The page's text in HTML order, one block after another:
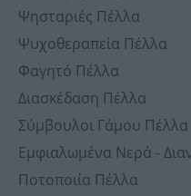
Ψησταριές Πέλλα
Ψυχοθεραπεία Πέλλα
Φαγητό Πέλλα
Διασκέδαση Πέλλα
Σύμβουλοι Γάμου Πέλλα
Εμφιαλωμένα Νερά -
Ποτοποιία Πέλλα